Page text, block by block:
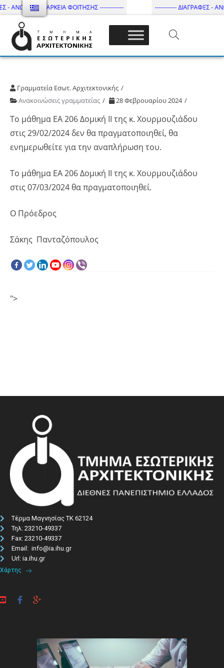
- ΑΝΩΤΑΤΗ ΔΙΑΡΚΕΙΑ ΦΟΙΤΗΣΗΣ ------------ ----------- ΔΙΑΓΡΑΦΕΣ -
Τμήμα Εσωτ. Αρχιτεκτονικής – ΔΙ.ΠΑ.Ε
Γραμματεία Εσωτ. Αρχιτεκτονικής
Ανακοινώσεις γραμματείας
28 Φεβρουαρίου 2024
Το μάθημα ΕΑ 206 Δομική ΙΙ της κ. Χουρμουζιάδου
στις 29/02/2024 δεν θα πραγματοποιηθεί, θα
ενημερωθείτε για την αναπλήρωση του.
Το μάθημα ΕΑ 206 Δομική ΙΙ της κ. Χουρμουζιάδου
στις 07/03/2024 θα πραγματοποιηθεί.
Ο Πρόεδρος
Σάκης Πανταζόπουλος
">
Τέρμα Μαγνησίας ΤΚ 62124
Τηλ: 23210-49337​
Fax: 23210-49337
Email: info@ia.ihu.gr
Url: ia.ihu.gr
Χάρτης